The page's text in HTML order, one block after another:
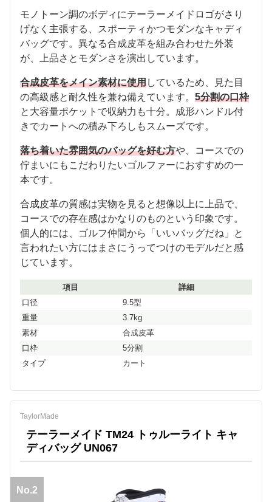
モノトーン調のボディにテーラーメイドロゴがさり
げなく主張する、スポーティかつモダンなキャディ
バッグです。異なる合成皮革を組み合わせた外装
が、上品さとモダンさを演出しています。
合成皮革をメイン素材に使用しているため、見た目
の高級感と耐久性を兼ね備えています。 5分割の口枠
と大容量ポケットで収納力も十分。成形ハンドル付
きでカートへの積み下ろしもスムーズです。
落ち着いた雰囲気のバッグを好む方や、コースでの
佇まいにもこだわりたいゴルファーにおすすめの一
本です。
合成皮革の質感は実物を見ると想像以上に上品で、
コースでの存在感はかなりのものという印象です。
個人的には、ゴルフ仲間から「いいバッグだね」と
言われたい方にはまさにうってつけのモデルだと感
じています。
項目
詳細
口径
9.5型
重量
3.7kg
素材
合成皮革
口枠
5分割
タイプ
カート
TaylorMade
テーラーメイド TM24 トゥルーライト キャ
ディバッグ UN067
No.2